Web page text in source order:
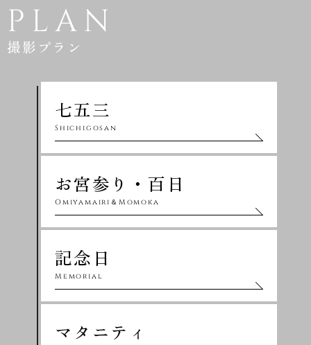
PLAN
撮影プラン
七五三
Shichigosan
お宮参り・百日
Omiyamairi＆Momoka
記念日
Memorial
マタニティ